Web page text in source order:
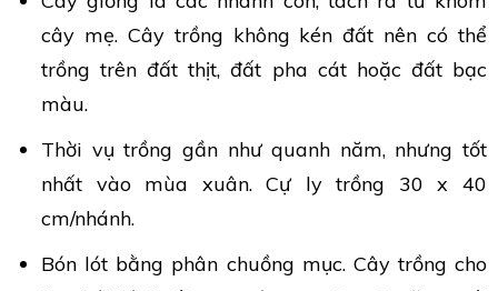
cây mẹ. Cây trồng không kén đất nên có thể
trồng trên đất thịt, đất pha cát hoặc đất bạc
màu.
Thời vụ trồng gần như quanh năm, nhưng tốt
nhất vào mùa xuân. Cự ly trồng 30 x 40
cm/nhánh.
Bón lót bằng phân chuồng mục. Cây trồng cho